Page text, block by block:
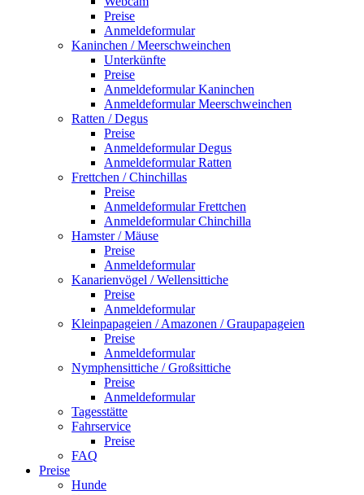
Preise
Anmeldeformular
Kaninchen / Meerschweinchen
Unterkünfte
Preise
Anmeldeformular Kaninchen
Anmeldeformular Meerschweinchen
Ratten / Degus
Preise
Anmeldeformular Degus
Anmeldeformular Ratten
Frettchen / Chinchillas
Preise
Anmeldeformular Frettchen
Anmeldeformular Chinchilla
Hamster / Mäuse
Preise
Anmeldeformular
Kanarienvögel / Wellensittiche
Preise
Anmeldeformular
Kleinpapageien / Amazonen / Graupapageien
Preise
Anmeldeformular
Nymphensittiche / Großsittiche
Preise
Anmeldeformular
Tagesstätte
Fahrservice
Preise
FAQ
Preise
Hunde